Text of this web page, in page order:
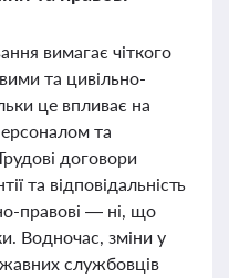
вимагає чіткого
та цивільно-
це впливає на
та
договори
та відповідальність
правові — ні, що
Водночас, зміни у
службовців